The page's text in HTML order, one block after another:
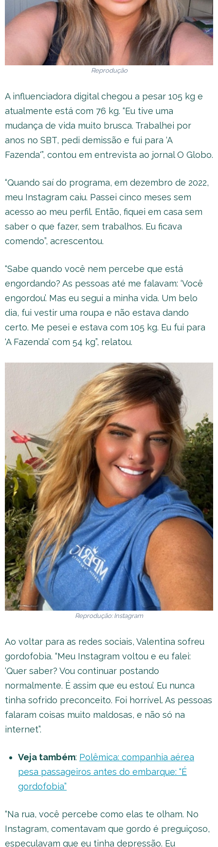
Reprodução
A influenciadora digital chegou a pesar 105 kg e
atualmente está com 76 kg. “Eu tive uma
mudança de vida muito brusca. Trabalhei por
anos no SBT, pedi demissão e fui para ‘A
Fazenda'”, contou em entrevista ao jornal O Globo.
“Quando saí do programa, em dezembro de 2022,
meu Instagram caiu. Passei cinco meses sem
acesso ao meu perfil. Então, fiquei em casa sem
saber o que fazer, sem trabalhos. Eu ficava
comendo”, acrescentou.
“Sabe quando você nem percebe que está
engordando? As pessoas até me falavam: ‘Você
engordou’. Mas eu segui a minha vida. Um belo
dia, fui vestir uma roupa e não estava dando
certo. Me pesei e estava com 105 kg. Eu fui para
‘A Fazenda’ com 54 kg”, relatou.
Reprodução: Instagram
Ao voltar para as redes sociais, Valentina sofreu
gordofobia. “Meu Instagram voltou e eu falei:
‘Quer saber? Vou continuar postando
normalmente. É assim que eu estou’. Eu nunca
tinha sofrido preconceito. Foi horrível. As pessoas
falaram coisas muito maldosas, e não só na
internet”.
Veja também: Polêmica: companhia aérea
pesa passageiros antes do embarque: “É
gordofobia”
“Na rua, você percebe como elas te olham. No
Instagram, comentavam que gordo é preguiçoso,
especulavam que eu tinha depressão. Eu